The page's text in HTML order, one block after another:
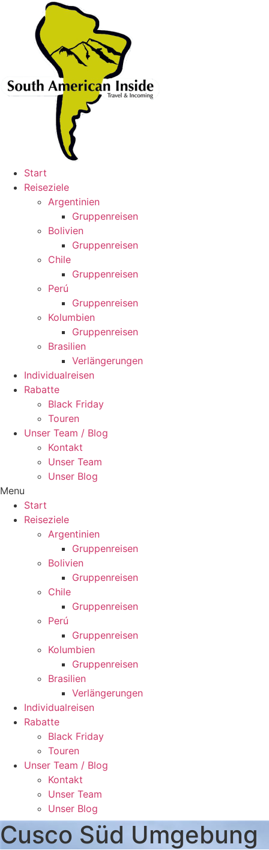
Start
Reiseziele
Argentinien
Gruppenreisen
Bolivien
Gruppenreisen
Chile
Gruppenreisen
Perú
Gruppenreisen
Kolumbien
Gruppenreisen
Brasilien
Verlängerungen
Individualreisen
Rabatte
Black Friday
Touren
Unser Team / Blog
Kontakt
Unser Team
Unser Blog
Menu
Start
Reiseziele
Argentinien
Gruppenreisen
Bolivien
Gruppenreisen
Chile
Gruppenreisen
Perú
Gruppenreisen
Kolumbien
Gruppenreisen
Brasilien
Verlängerungen
Individualreisen
Rabatte
Black Friday
Touren
Unser Team / Blog
Kontakt
Unser Team
Unser Blog
Cusco Süd Umgebung